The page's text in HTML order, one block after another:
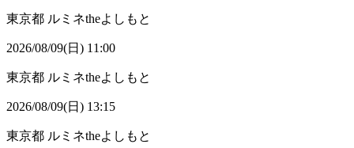
東京都 ルミネtheよしもと
2026/08/09(日) 11:00
東京都 ルミネtheよしもと
2026/08/09(日) 13:15
東京都 ルミネtheよしもと